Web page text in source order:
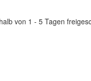
von 1 - 5 Tagen